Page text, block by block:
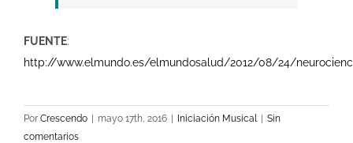
FUENTE:
http://www.elmundo.es/elmundosalud/2012/08/24/
Por Crescendo | mayo 17th, 2016 | Iniciación Musical | Sin
comentarios